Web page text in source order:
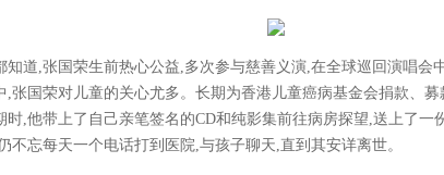
知道,张国荣生前热心公益,多次参与慈善义演,在全球巡回演唱会
,张国荣对儿童的关心尤多。长期为香港儿童癌病基金会捐款、
时,他带上了自己亲笔签名的CD和纯影集前往病房探望,送上了一
不忘每天一个电话打到医院,与孩子聊天,直到其安详离世。